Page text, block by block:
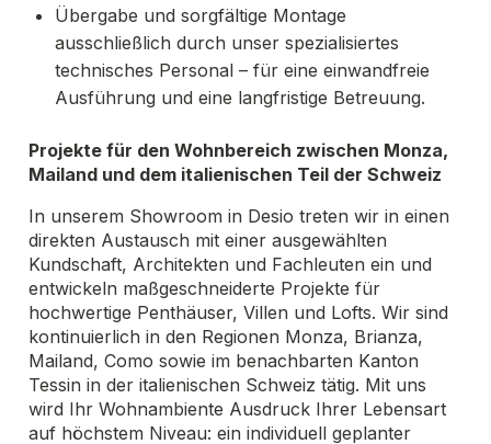
Übergabe und sorgfältige Montage
ausschließlich durch unser spezialisiertes
technisches Personal – für eine einwandfreie
Ausführung und eine langfristige Betreuung.
Projekte für den Wohnbereich zwischen Monza,
Mailand und dem italienischen Teil der Schweiz
In unserem Showroom in Desio treten wir in einen
direkten Austausch mit einer ausgewählten
Kundschaft, Architekten und Fachleuten ein und
entwickeln maßgeschneiderte Projekte für
hochwertige Penthäuser, Villen und Lofts. Wir sind
kontinuierlich in den Regionen Monza, Brianza,
Mailand, Como sowie im benachbarten Kanton
Tessin in der italienischen Schweiz tätig. Mit uns
wird Ihr Wohnambiente Ausdruck Ihrer Lebensart
auf höchstem Niveau: ein individuell geplanter